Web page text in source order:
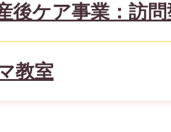
後ケア事業：訪問
教室